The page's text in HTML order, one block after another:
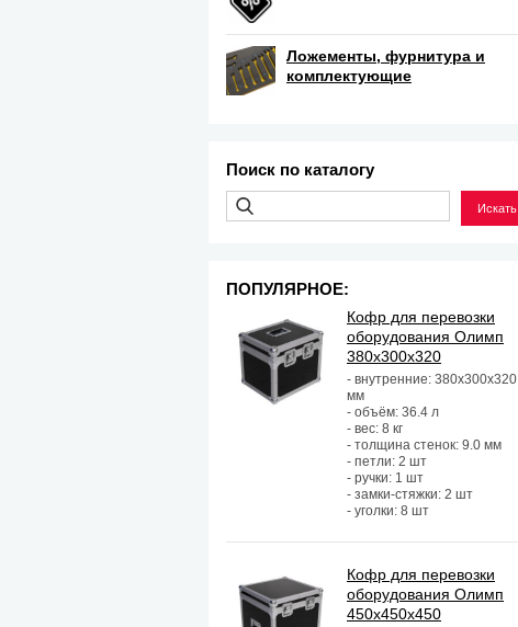
Ложементы, фурнитура и
комплектующие
Поиск по каталогу
ПОПУЛЯРНОЕ:
Кофр для перевозки
оборудования Олимп
380х300х320
- внутренние: 380х300х320
мм
- объём: 36.4 л
- вес: 8 кг
- толщина стенок: 9.0 мм
- петли: 2 шт
- ручки: 1 шт
- замки-стяжки: 2 шт
- уголки: 8 шт
Кофр для перевозки
оборудования Олимп
450х450х450